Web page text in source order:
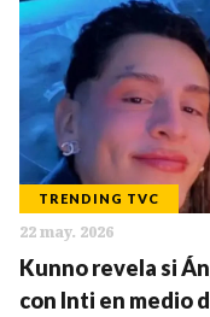
TRENDING TVC
22 may. 2026
Kunno revela si
con Inti en medio